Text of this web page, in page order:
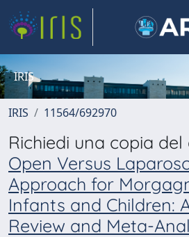
IRIS
IRIS 11564/692970
Richiedi una copia
Open Versus
Approach for
Infants and Children:
Review and Meta-